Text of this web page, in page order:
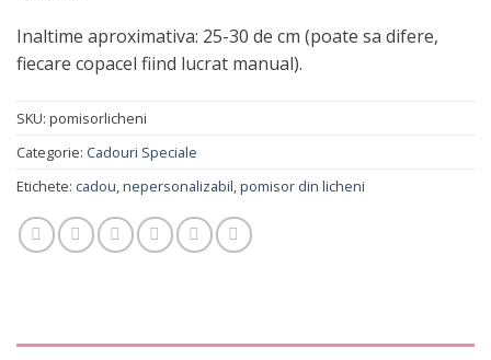
Inaltime aproximativa: 25-30 de cm (poate sa difere,
fiecare copacel fiind lucrat manual).
SKU: pomisorlicheni
Categorie: Cadouri Speciale
Etichete: cadou,nepersonalizabil,pomisor din licheni